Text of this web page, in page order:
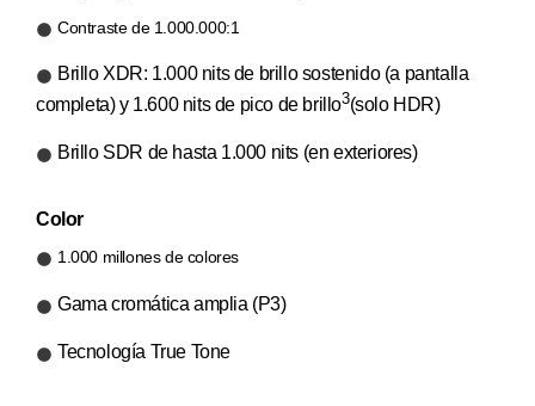
Contraste de 1.000.000:1
Brillo XDR: 1.000 nits de brillo sostenido (a pantalla
completa) y 1.600 nits de pico de brillo3(solo HDR)
Brillo SDR de hasta 1.000 nits (en exteriores)
Color
1.000 millones de colores
Gama cromática amplia (P3)
Tecnología True Tone